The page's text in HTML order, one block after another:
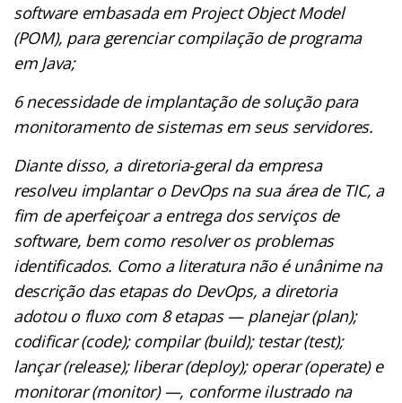
software embasada em Project Object Model
(POM), para gerenciar compilação de programa
em Java;
6 necessidade de implantação de solução para
monitoramento de sistemas em seus servidores.
Diante disso, a diretoria-geral da empresa
resolveu implantar o DevOps na sua área de TIC, a
fim de aperfeiçoar a entrega dos serviços de
software, bem como resolver os problemas
identificados. Como a literatura não é unânime na
descrição das etapas do DevOps, a diretoria
adotou o fluxo com 8 etapas — planejar (plan);
codificar (code); compilar (build); testar (test);
lançar (release); liberar (deploy); operar (operate) e
monitorar (monitor) —, conforme ilustrado na